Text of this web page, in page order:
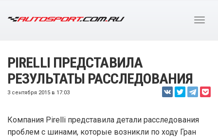
PIRELLI ПРЕДСТАВИЛА
РЕЗУЛЬТАТЫ РАССЛЕДОВАНИЯ
3 сентября 2015 в 17:03
Компания Pirelli представила детали расследования
проблем с шинами, которые возникли по ходу Гран